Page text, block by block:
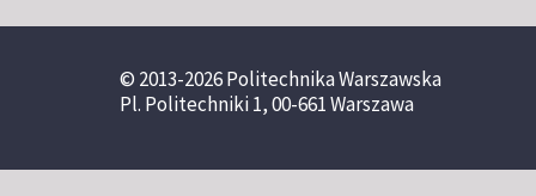
© 2013-2026 Politechnika Warszawska
Pl. Politechniki 1, 00-661 Warszawa